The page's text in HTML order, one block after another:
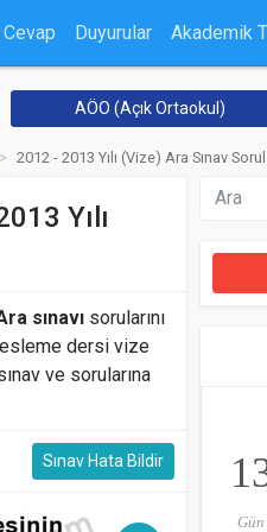
Duyurular Akademik
AÖO (Açık Ortaokul)
2012 - 2013 Yılı (Vize) Ara Sınav
Yılı
sınavı sorularını
dersi vize
ve sorularına
Sınav Hata Bildir
Gün